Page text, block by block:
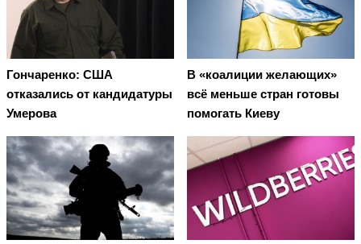
Гончаренко: США
отказались от кандидатуры
Умерова
В «коалиции желающих»
всё меньше стран готовы
помогать Киеву